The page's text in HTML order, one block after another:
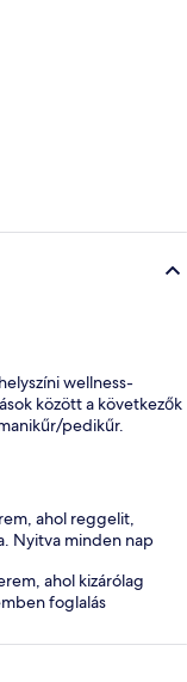
wellness-
között a következők
pedikűr.
ahol reggelit,
Nyitva minden nap
ahol kizárólag
foglalás